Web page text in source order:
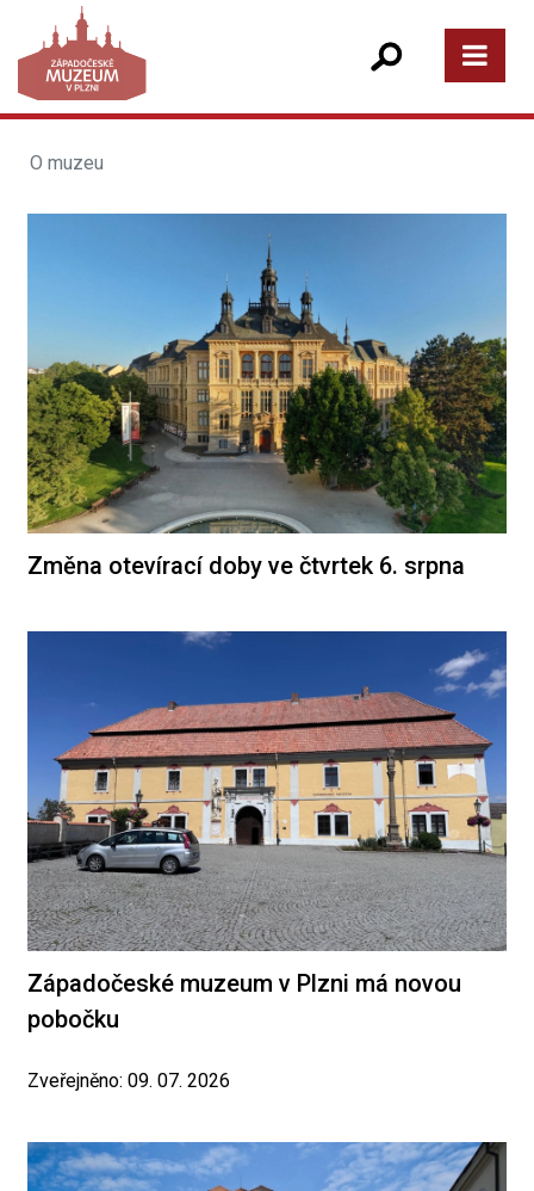
O muzeu
Změna otevírací doby ve čtvrtek 6. srpna
Západočeské muzeum v Plzni má novou
pobočku
Zveřejněno: 09. 07. 2026